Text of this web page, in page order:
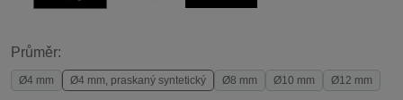
Průměr:
Ø4 mm Ø4 mm, praskaný syntetický Ø8 mm Ø10 mm Ø12 mm